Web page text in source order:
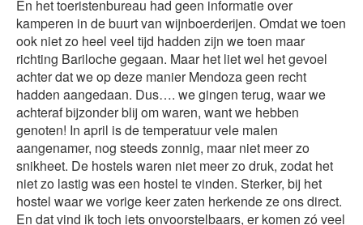
En het toeristenbureau had geen informatie over
kamperen in de buurt van wijnboerderijen. Omdat we toen
ook niet zo heel veel tijd hadden zijn we toen maar
richting Bariloche gegaan. Maar het liet wel het gevoel
achter dat we op deze manier Mendoza geen recht
hadden aangedaan. Dus…. we gingen terug, waar we
achteraf bijzonder blij om waren, want we hebben
genoten! In april is de temperatuur vele malen
aangenamer, nog steeds zonnig, maar niet meer zo
snikheet. De hostels waren niet meer zo druk, zodat het
niet zo lastig was een hostel te vinden. Sterker, bij het
hostel waar we vorige keer zaten herkende ze ons direct.
En dat vind ik toch iets onvoorstelbaars, er komen zó veel